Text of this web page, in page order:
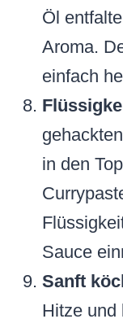
Öl
Aroma.
einfach
in den
Sauce
Sanft
Hitze und